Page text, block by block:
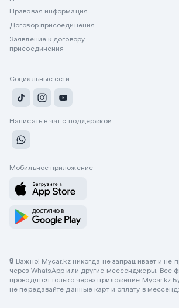
Правовая информация
Договор присоединения
Заявление к договору
присоединения
Социальные сети
Написать в чат с поддержкой
Мобильное приложение
🔒 Важно! Mycar.kz никогда не запрашивает и не
через WhatsApp или другие мессенджеры. Все
проводятся только через приложение Mycar.kz
не передавайте данные карт и оплату в